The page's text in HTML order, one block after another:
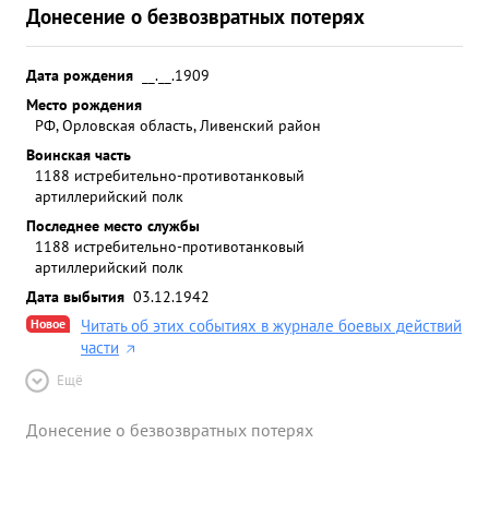
Донесение о безвозвратных потерях
Дата рождения
__.__.1909
Место рождения
РФ, Орловская область, Ливенский район
Воинская часть
1188 истребительно-противотанковый
артиллерийский полк
Последнее место службы
1188 истребительно-противотанковый
артиллерийский полк
Дата выбытия 03.12.1942
Новое
Читать об этих событиях в журнале боевых действий
части
Ещё
Донесение о безвозвратных потерях